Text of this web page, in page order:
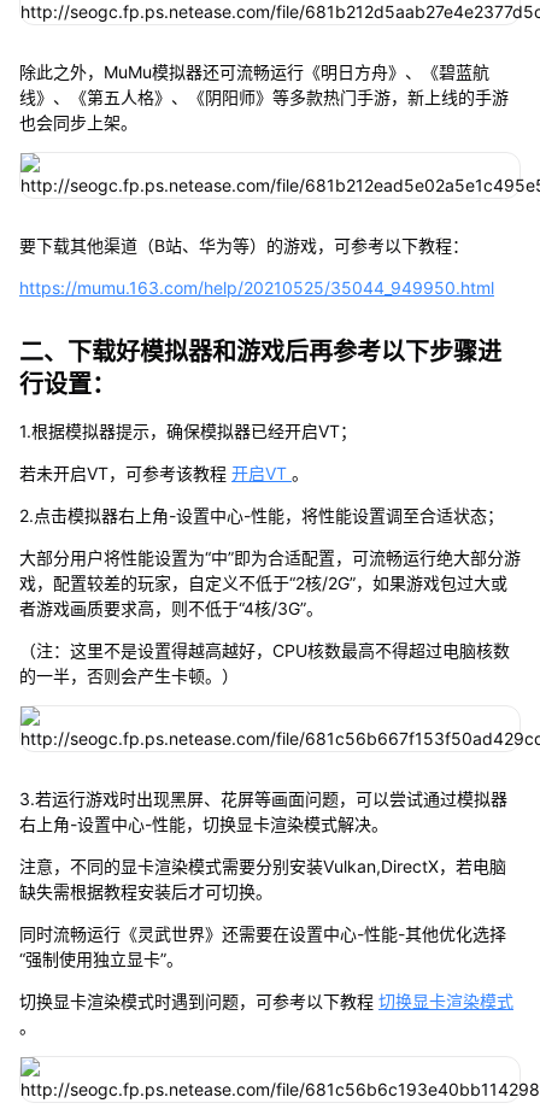
除此之外，MuMu模拟器还可流畅运行《明日方舟》、《碧蓝航
线》、《第五人格》、《阴阳师》等多款热门手游，新上线的手游
也会同步上架。
要下载其他渠道（B站、华为等）的游戏，可参考以下教程：
https://mumu.163.com/help/20210525/35044_949950.html
二、下载好模拟器和游戏后再参考以下步骤进
行设置：
1.根据模拟器提示，确保模拟器已经开启VT；
若未开启VT，可参考该教程 开启VT 。
2.点击模拟器右上角-设置中心-性能，将性能设置调至合适状态；
大部分用户将性能设置为“中”即为合适配置，可流畅运行绝大部分游
戏，配置较差的玩家，自定义不低于“2核/2G”，如果游戏包过大或
者游戏画质要求高，则不低于“4核/3G”。
（注：这里不是设置得越高越好，CPU核数最高不得超过电脑核数
的一半，否则会产生卡顿。）
3.若运行游戏时出现黑屏、花屏等画面问题，可以尝试通过模拟器
右上角-设置中心-性能，切换显卡渲染模式解决。
注意，不同的显卡渲染模式需要分别安装Vulkan,DirectX，若电脑
缺失需根据教程安装后才可切换。
同时流畅运行《灵武世界》还需要在设置中心-性能-其他优化选择
“强制使用独立显卡”。
切换显卡渲染模式时遇到问题，可参考以下教程 切换显卡渲染模式
。